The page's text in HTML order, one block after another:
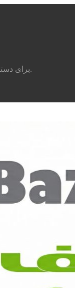
برای دسترسی به جدیدترین محصولات، اطلاع از موجودی لحظه‌ای و مشاهده لیست قیمت‌های همکاری، همین حالا عضو کانال تلگرام کف بازار شوید.